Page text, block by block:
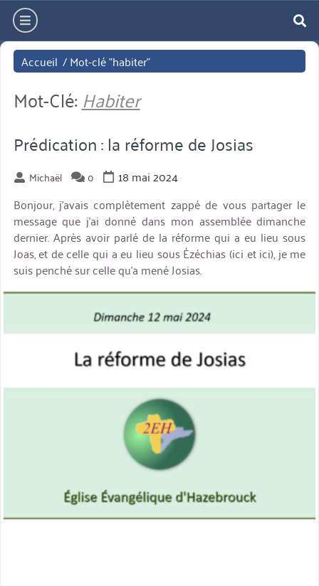
Aller
directement
au
contenu
hamburger
Accueil /Mot-clé "habiter"
Mot-Clé: Habiter
Prédication : la réforme de Josias
Michaël 0
18 mai 2024
Bonjour, j’avais complètement zappé de vous partager le
message que j’ai donné dans mon assemblée dimanche
dernier. Après avoir parlé de la réforme qui a eu lieu sous
Joas, et de celle qui a eu lieu sous Ézéchias (ici et ici), je me
suis penché sur celle qu’a mené Josias.
miniature